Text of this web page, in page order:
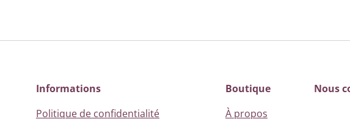
Informations
Politique de confidentialité
Boutique
À propos
Nous